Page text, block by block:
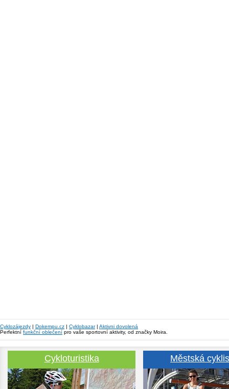
Cyklozájezdy | Dokempu.cz | Cyklobazar| Aktivni dovolená
Perfektní funkční oblečení pro vaše sportovní aktivity, od značky Moira.
Cykloturistika Městská